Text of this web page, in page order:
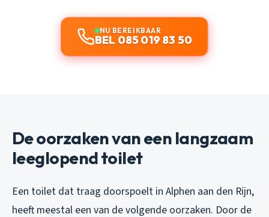
NU BEREIKBAAR
BEL 085 019 83 50
De oorzaken van een langzaam
leeglopend toilet
Een toilet dat traag doorspoelt in Alphen aan den Rijn,
heeft meestal een van de volgende oorzaken. Door de